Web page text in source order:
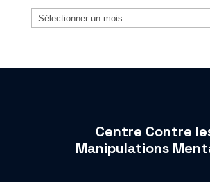
Archives
Centre Contre
Manipulations